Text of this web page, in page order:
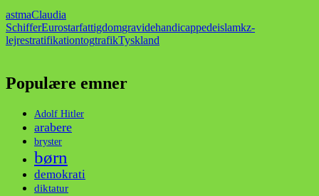
astmaClaudia
SchifferEurostarfattigdomgravidehandicappedeislamkz-
lejrestratifikationtogtrafikTyskland
Populære emner
Adolf Hitler
arabere
bryster
børn
demokrati
diktatur